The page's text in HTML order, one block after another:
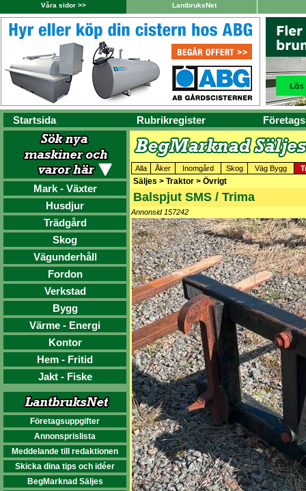
Våra sidor >> LantbruksNet
Startsida Rubrikregister
Mark - Växter
Husdjur
Trädgård
Skog
Vägunderhåll
Fordon
Verkstad
Bygg
Värme - Energi
Kontor
Hem - Fritid
Jakt - Fiske
Företagsuppgifter
Annonsprislista
Meddelande till redaktionen
Skicka dina tips och idéer
BegMarknad Säljes
Alla Åker Inomgård Skog Väg Bygg
Säljes > Traktor > Övrigt
Balspjut SMS / Trima
Annonsid 157242